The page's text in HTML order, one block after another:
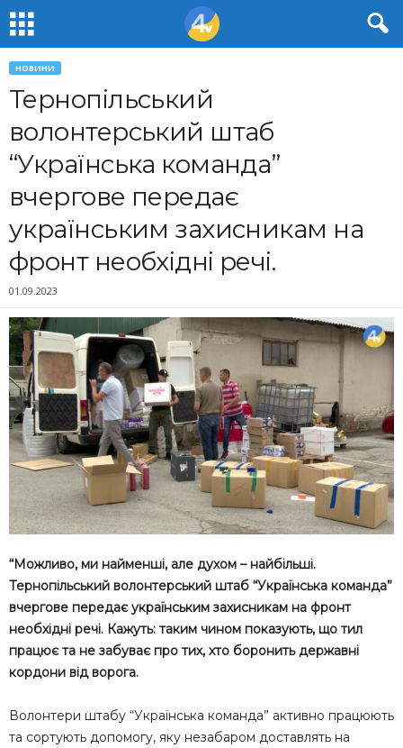
НОВИНИ
Тернопільський
волонтерський штаб
“Українська команда”
вчергове передає
українським захисникам на
фронт необхідні речі.
01.09.2023
“Можливо, ми найменші, але духом – найбільші.
Тернопільський волонтерський штаб “Українська команда”
вчергове передає українським захисникам на фронт
необхідні речі. Кажуть: таким чином показують, що тил
працює та не забуває про тих, хто боронить державні
кордони від ворога.
Волонтери штабу “Українська команда” активно працюють
та сортують допомогу, яку незабаром доставлять на